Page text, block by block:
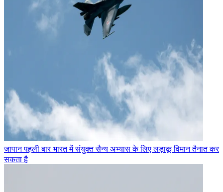
जापान पहली बार भारत में संयुक्त सैन्य अभ्यास के लिए लड़ाकू विमान तैनात कर
सकता है